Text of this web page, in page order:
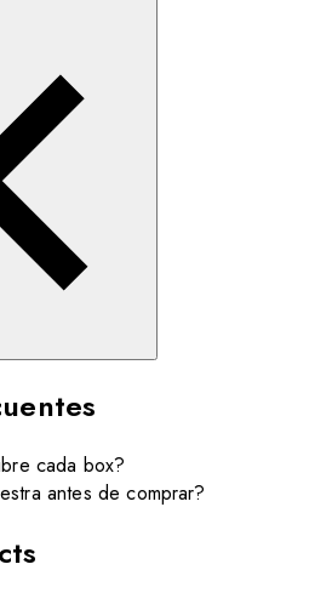
cada box?
antes de comprar?